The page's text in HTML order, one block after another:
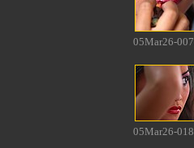
05Mar26-
05Mar26-